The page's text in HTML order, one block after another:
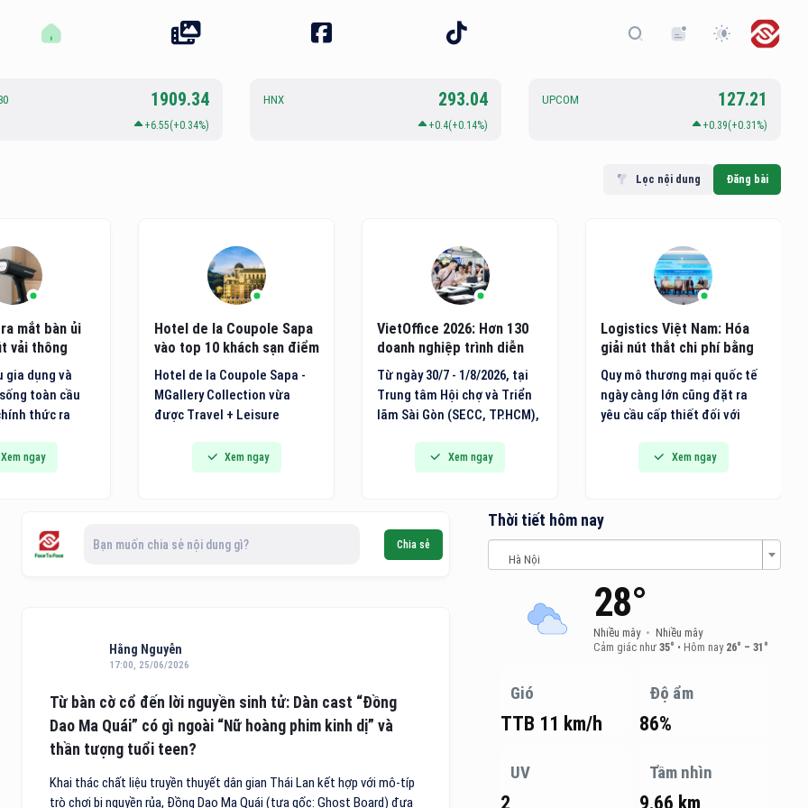
1909.34
+6.55(+0.34%)
HNX 293.04
+0.4(+0.14%)
UPCOM 127.21
+0.39(+0.31%)
Lọc nội dung Đăng bài
mắt bàn ủi
vải thông
gia dụng và
toàn cầu
thức ra
mới tích hợp
vải thông
pháp công
việc chăm
Xem ngay
Hotel de la Coupole Sapa
vào top 10 khách sạn điểm
đến nội địa hàng đầu Việt
Nam
Hotel de la Coupole Sapa -
MGallery Collection vừa
được Travel + Leisure
Á - Thái Bình Dương 2026
vinh danh trong danh sách
Xem ngay
VietOffice 2026: Hơn 130
doanh nghiệp trình diễn
công nghệ văn phòng mới
Từ ngày 30/7 - 1/8/2026, tại
Trung tâm Hội chợ và Triển
lãm Sài Gòn (SECC, TP.HCM),
pháp Văn phòng thông minh,
Thiết bị, Máy và Văn phòng
Xem ngay
Logistics Việt Nam: Hóa
giải nút thắt chi phí bằng
hạ tầng xanh và công nghệ
AI
Quy mô thương mại quốc tế
ngày càng lớn cũng đặt ra
yêu cầu cấp thiết đối với
ngành logistics của Việt
Nam. Năng lực logistics
lưu chuyển hàng hóa mà còn
quyết định khả năng thu hút
và vị thế của quốc gia trong
chuỗi cung ứng toàn cầu.
Xem ngay
Bạn muốn chia sẻ nội dung gì? Chia sẻ
Hằng Nguyễn
17:00, 25/06/2026
Từ bàn cờ cổ đến lời nguyền sinh tử: Dàn cast “Đồng
Dao Ma Quái” có gì ngoài “Nữ hoàng phim kinh dị” và
thần tượng tuổi teen?
Khai thác chất liệu truyền thuyết dân gian Thái Lan kết hợp với mô-típ
trò chơi bị nguyền rủa, Đồng Dao Ma Quái (tựa gốc: Ghost Board) đưa
Thời tiết hôm nay
Hà Nội
28°
Nhiều mây • Nhiều mây
Cảm giác như 35° • Hôm nay 26° – 31°
Gió
TTB 11 km/h
Độ ẩm
86%
UV
2
Tầm nhìn
9.66 km